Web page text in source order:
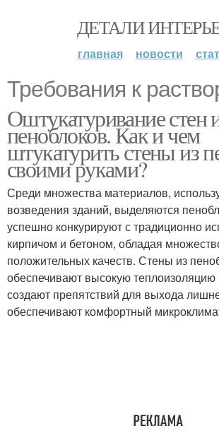
ДЕТАЛИ
главная новости
Требования к
Оштукатуривание стен
пеноблоков. Как и чем
штукатурить стены из
своими руками?
Среди множества материалов,
возведения зданий, выделяются
успешно конкурируют с традиционно
кирпичом и бетоном, обладая
положительных качеств. Стены из
обеспечивают высокую
создают препятствий для выхода
обеспечивают комфортный